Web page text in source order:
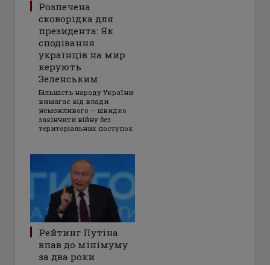
Розпечена
сковорідка для
президента: Як
сподівання
українців на мир
керують
Зеленським
Більшість народу України
вимагає від влади
неможливого – швидко
закінчити війну без
територіальних поступок
Рейтинг Путіна
впав до мінімуму
за два роки